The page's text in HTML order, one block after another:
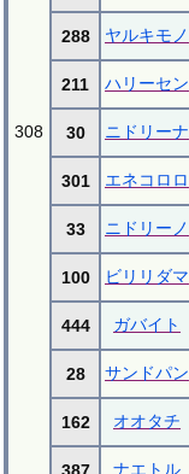
308
288 ヤルキモノ
211 ハリーセン
30 ニドリーナ
301 エネコロロ
33 ニドリーノ
100 ビリリダマ
444 ガバイト
28 サンドパン
162 オオタチ
387 ナエトル